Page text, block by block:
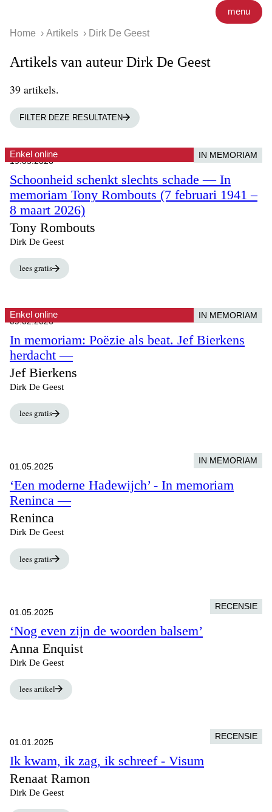
menu
Home Artikels Dirk De Geest
Artikels van auteur Dirk De Geest
39 artikels.
FILTER DEZE RESULTATEN
IN MEMORIAM
19.05.2026
Schoonheid schenkt slechts schade — In
memoriam Tony Rombouts (7 februari 1941 –
8 maart 2026)
Tony Rombouts
Dirk De Geest
Enkel online
lees gratis
IN MEMORIAM
09.02.2026
In memoriam: Poëzie als beat. Jef Bierkens
herdacht —
Jef Bierkens
Dirk De Geest
Enkel online
lees gratis
IN MEMORIAM
01.05.2025
‘Een moderne Hadewijch’ - In memoriam
Reninca —
Reninca
Dirk De Geest
lees gratis
RECENSIE
01.05.2025
‘Nog even zijn de woorden balsem’
Anna Enquist
Dirk De Geest
lees artikel
RECENSIE
01.01.2025
Ik kwam, ik zag, ik schreef - Visum
Renaat Ramon
Dirk De Geest